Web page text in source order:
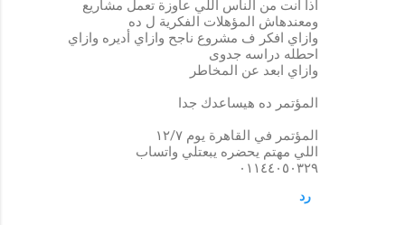
اذا انت من الناس اللي عاوزة تعمل مشاريع
ومعندهاش المؤهلات الفكرية ل ده
وازاي افكر ف مشروع ناجح وازاي أديره وازاي
احطله دراسه جدوى
وازاي ابعد عن المخاطر
المؤتمر ده هيساعدك جدا
المؤتمر في القاهرة يوم ١٢/٧
اللي مهتم يحضره يبعتلي واتساب
٠١١٤٤٠٥٠٣٢٩
رد